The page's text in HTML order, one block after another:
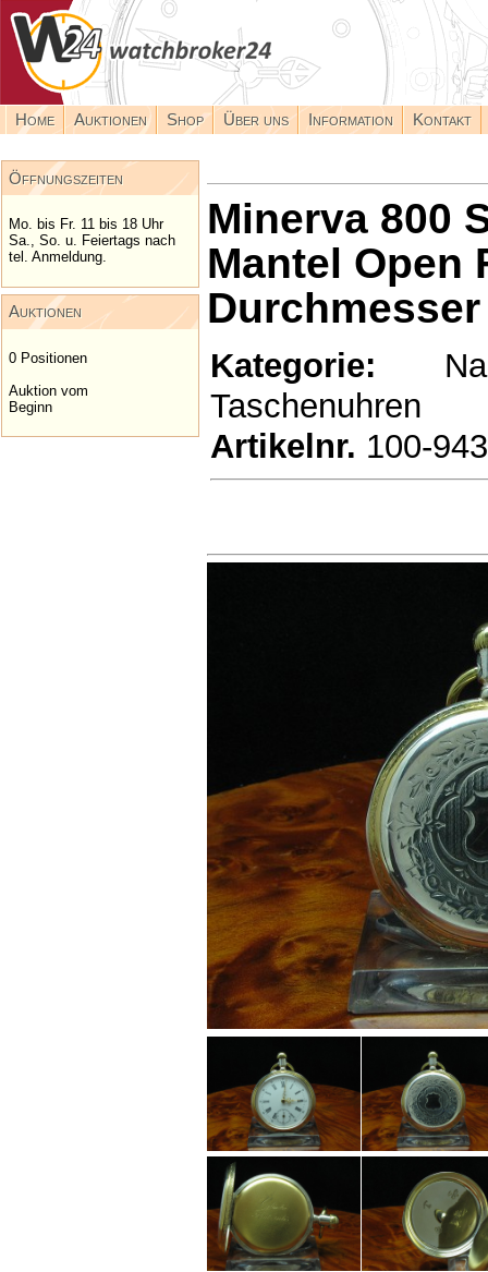
Home Auktionen Shop Über uns Information Kontakt
Öffnungszeiten
Mo. bis Fr. 11 bis 18 Uhr
Sa., So. u. Feiertags nach
tel. Anmeldung.
Auktionen
0 Positionen
Auktion vom
Beginn
Minerva 800
Mantel Open
Kategorie:
Taschenuhren
Artikelnr. 100-943